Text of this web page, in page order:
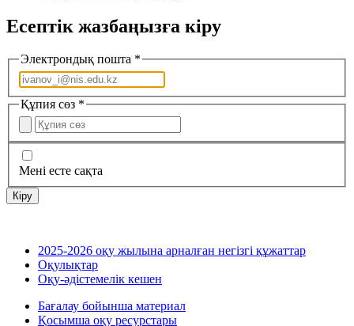
Есептік жазбаңызға кіру
Электрондық пошта *
Құпия сөз *
Мені есте сақта
Кіру
2025-2026 оқу жылына арналған негізгі құжаттар
Оқулықтар
Оқу-әдістемелік кешен
Бағалау бойынша материал
Қосымша оқу ресурстары